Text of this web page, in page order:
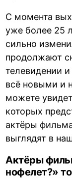
С момента
уже более 25
сильно
продолжают
телевидении
всё новыми и
можете
которых
актёры
выглядят в
Актёры
нофелет?»